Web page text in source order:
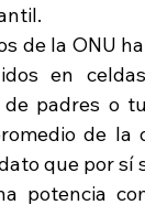
de la ONU
en
de padres o
de la
que por
potencia